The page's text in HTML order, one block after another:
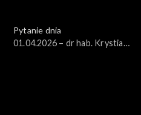
Pytanie dnia
01.04.2026 – dr hab. Krystian